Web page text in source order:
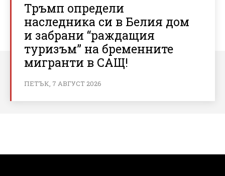
Тръмп определи
наследника си в Белия дом
и забрани “раждащия
туризъм” на бременните
мигранти в САЩ!
ПЕТЪК, 7 АВГУСТ 2026